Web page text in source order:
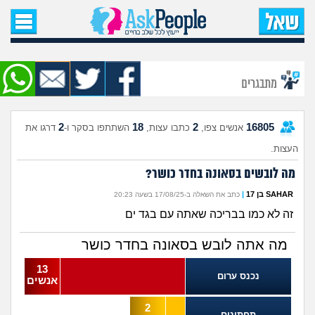
עמוד הבית
שאל שאלה
שאלות חדשות
שאלות שעוררו עניין
עצות חדשות
מה קורה כאן?
מתחם הטיפים
מתבגרים
16805 אנשים צפו, 2 כתבו עצות, 18 השתתפו בסקר ו-2 דרגו את
העצות.
מה לובשים בסאונה בחדר כושר?
SAHAR בן 17 | כתב את השאלה ב-17/08/25 בשעה 20:23
זה לא כמו בבריכה שאתה עם בגד ים
מה אתה לובש בסאונה בחדר כושר
נכנס ערום
13
אנשים
2